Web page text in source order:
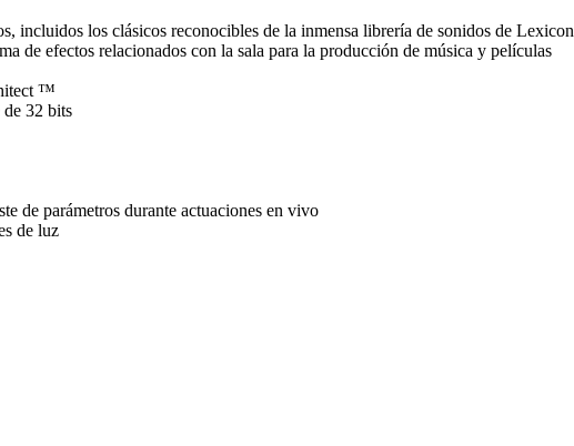
incluidos los clásicos reconocibles de la inmensa librería de sonidos de Lexicon
de efectos relacionados con la sala para la producción de música y películas
™
de 32 bits
de parámetros durante actuaciones en vivo
de luz